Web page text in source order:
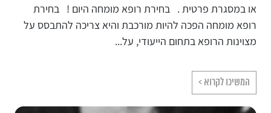
או במסגרת פרטית . בחירת רופא מומחה היום ! בחירת
רופא מומחה הפכה להיות מורכבת והיא צריכה להתבסס על
מצוינות הרופא בתחום הייעודי, על...
המשיכו לקרוא >